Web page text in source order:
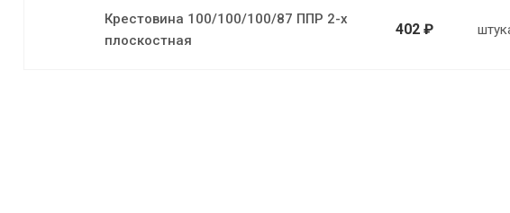
Крестовина 100/100/100/87 ППР 2-х
плоскостная
402 ₽